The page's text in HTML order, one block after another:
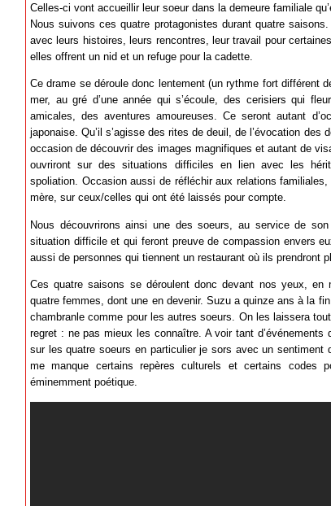
Celles-ci vont accueillir leur soeur dans la demeure familiale
Nous suivons ces quatre protagonistes durant quatre
avec leurs histoires, leurs rencontres, leur travail pour
elles offrent un nid et un refuge pour la cadette.
Ce drame se déroule donc lentement (un rythme fort différent
mer, au gré d’une année qui s’écoule, des cerisiers qui
amicales, des aventures amoureuses. Ce seront autant
japonaise. Qu’il s’agisse des rites de deuil, de l’évocation
occasion de découvrir des images magnifiques et autant de
ouvriront sur des situations difficiles en lien avec les
spoliation. Occasion aussi de réfléchir aux relations
mère, sur ceux/celles qui ont été laissés pour compte.
Nous découvrirons ainsi une des soeurs, au service de
situation difficile et qui feront preuve de compassion envers
aussi de personnes qui tiennent un restaurant où ils prendront
Ces quatre saisons se déroulent donc devant nos yeux,
quatre femmes, dont une en devenir. Suzu a quinze ans à la
chambranle comme pour les autres soeurs. On les laissera
regret : ne pas mieux les connaître. A voir tant d’événements
sur les quatre soeurs en particulier je sors avec un sentiment
me manque certains repères culturels et certains codes
éminemment poétique.